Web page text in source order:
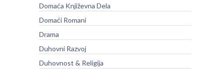
Domaća Književna Dela
Domaći Romani
Drama
Duhovni Razvoj
Duhovnost & Religija